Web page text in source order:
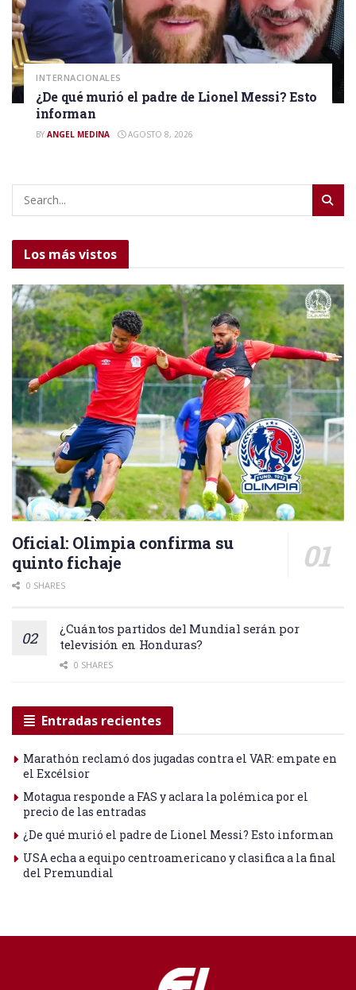
INTERNACIONALES
¿De qué murió el padre de Lionel Messi? Esto
informan
BY ANGEL MEDINA AGOSTO 8, 2026
Los más vistos
Oficial: Olimpia confirma su
quinto fichaje
0 SHARES
¿Cuántos partidos del Mundial serán por
televisión en Honduras?
0 SHARES
Entradas recientes
Marathón reclamó dos jugadas contra el VAR: empate en
el Excélsior
Motagua responde a FAS y aclara la polémica por el
precio de las entradas
¿De qué murió el padre de Lionel Messi? Esto informan
USA echa a equipo centroamericano y clasifica a la final
del Premundial